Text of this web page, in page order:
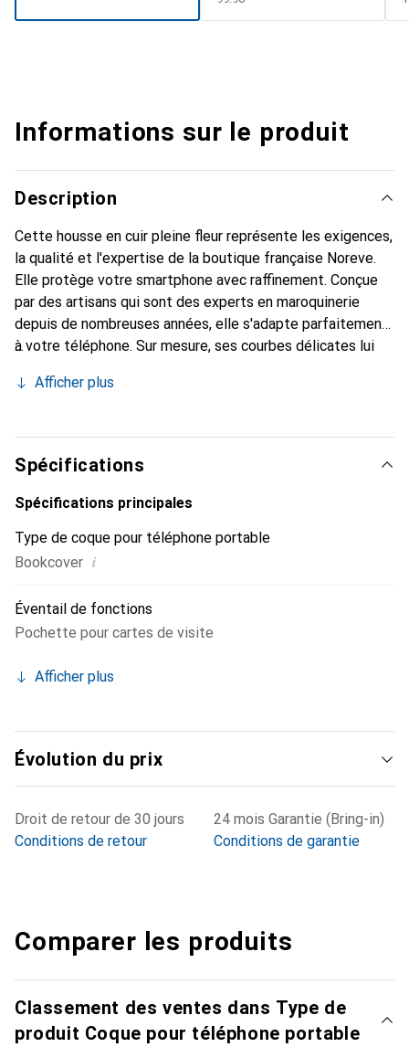
Informations sur le produit
Description
Cette housse en cuir pleine fleur représente les exigences,
la qualité et l'expertise de la boutique française Noreve.
Elle protège votre smartphone avec raffinement. Conçue
par des artisans qui sont des experts en maroquinerie
depuis de nombreuses années, elle s'adapte parfaitement
à votre téléphone. Sur mesure, ses courbes délicates lui
l'accessoire chic et incontournable de votre smartphone.
haute qualité, la marque Noreve est un choix sûr pour une
clientèle exigeante.
Afficher plus
Spécifications
Spécifications principales
Type de coque pour téléphone portable
Bookcover i
Éventail de fonctions
Pochette pour cartes de visite
Afficher plus
Évolution du prix
Droit de retour de 30 jours
Conditions de retour
24 mois Garantie (Bring-in)
Conditions de garantie
Comparer les produits
Classement des ventes dans Type de
produit Coque pour téléphone portable